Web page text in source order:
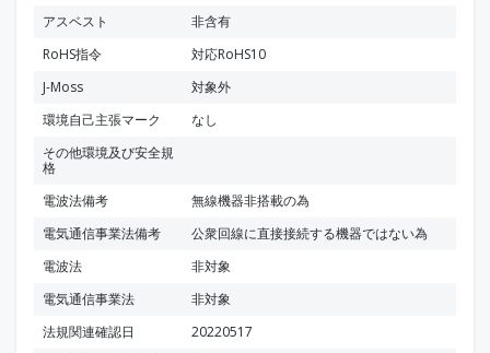
アスベスト
非含有
RoHS指令
対応RoHS10
J-Moss
対象外
環境自己主張マーク
なし
その他環境及び安全規
格
電波法備考
無線機器非搭載の為
電気通信事業法備考
公衆回線に直接接続する機器ではない為
電波法
非対象
電気通信事業法
非対象
法規関連確認日
20220517